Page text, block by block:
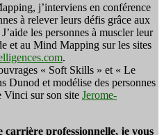
j’interviens en conférence
à relever leurs défis grâce aux
les personnes à muscler leur
et au Mind Mapping sur les sites
.
« Soft Skills » et « Le
Dunod et modélise des personnes
Vinci sur son site Jerome-
carrière professionnelle, je vous